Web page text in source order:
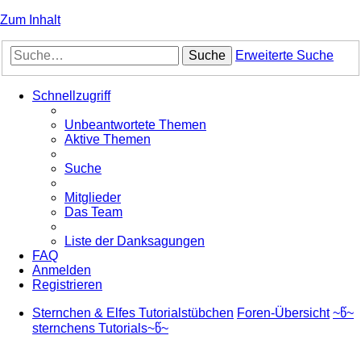
Zum Inhalt
Suche Erweiterte Suche
Schnellzugriff
Unbeantwortete Themen
Aktive Themen
Suche
Mitglieder
Das Team
Liste der Danksagungen
FAQ
Anmelden
Registrieren
Sternchen & Elfes Tutorialstübchen Foren-Übersicht ~წ~
sternchens Tutorials~წ~